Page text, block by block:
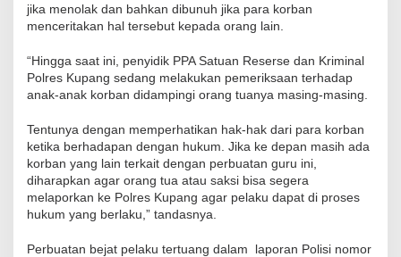
jika menolak dan bahkan dibunuh jika para korban
menceritakan hal tersebut kepada orang lain.
“Hingga saat ini, penyidik PPA Satuan Reserse dan Kriminal
Polres Kupang sedang melakukan pemeriksaan terhadap
anak-anak korban didampingi orang tuanya masing-masing.
Tentunya dengan memperhatikan hak-hak dari para korban
ketika berhadapan dengan hukum. Jika ke depan masih ada
korban yang lain terkait dengan perbuatan guru ini,
diharapkan agar orang tua atau saksi bisa segera
melaporkan ke Polres Kupang agar pelaku dapat di proses
hukum yang berlaku,” tandasnya.
Perbuatan bejat pelaku tertuang dalam laporan Polisi nomor